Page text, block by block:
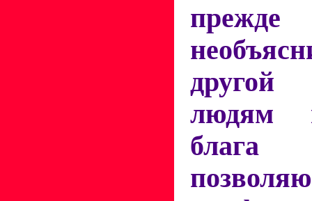
прежде
другой
людям
блага